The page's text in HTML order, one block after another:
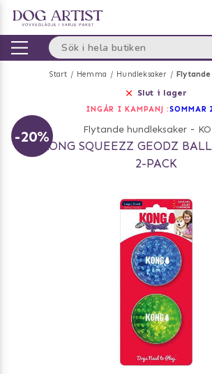
Start Hemma Hundleksaker
Slut i lager
INGÅR I KAMPANJ :SOMMAR
-20% Flytande hundleksaker -
KONG SQUEEZZ GEODZ
2-PACK